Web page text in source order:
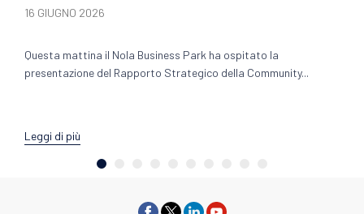
16 GIUGNO 2026
Questa mattina il Nola Business Park ha ospitato la
presentazione del Rapporto Strategico della Community...
Leggi di più